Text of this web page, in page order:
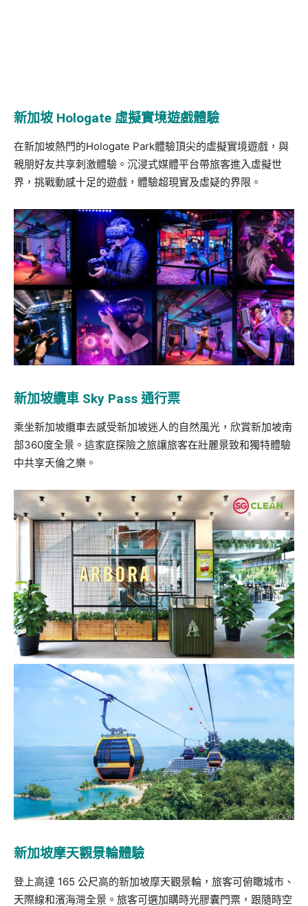
新加坡Hologate 虛擬實境遊戲體驗
在新加坡熱門的Hologate Park體驗頂尖的虛擬實境遊戲，與
親朋好友共享刺激體驗。沉浸式媒體平台帶旅客進入虛擬世
界，挑戰動感十足的遊戲，體驗超現實及虛疑的界限。
新加坡纜車 Sky Pass 通行票
乘坐新加坡纜車去感受新加坡迷人的自然風光，欣賞新加坡南
部360度全景。這家庭探險之旅讓旅客在壯麗景致和獨特體驗
中共享天倫之樂。
新加坡摩天觀景輪體驗
登上高達 165 公尺高的新加坡摩天觀景輪，旅客可俯瞰城市、
天際線和濱海灣全景。旅客可選加購時光膠囊門票，跟隨時空